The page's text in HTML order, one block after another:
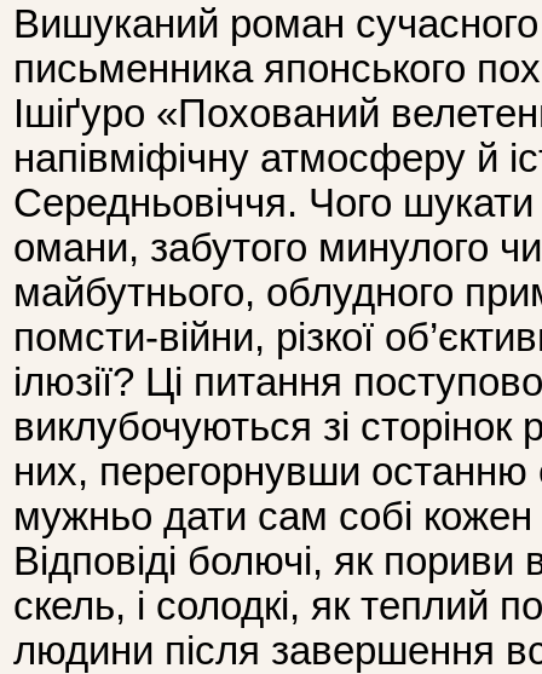
Вишуканий роман сучасного
письменника японського
Ішіґуро «Похований
напівміфічну атмосферу й
Середньовіччя. Чого
омани, забутого минулого
майбутнього, облудного
помсти-війни, різкої
ілюзії? Ці питання
виклубочуються зі сторінок
них, перегорнувши останню
мужньо дати сам собі
Відповіді болючі, як пориви
скель, і солодкі, як теплий
людини після завершення